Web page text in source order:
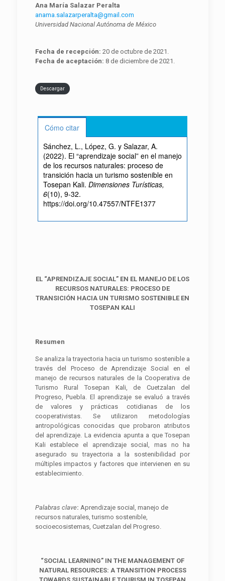
Ana María Salazar Peralta
anama.salazarperalta@gmail.com
Universidad Nacional Autónoma de México
Fecha de recepción: 20 de octubre de 2021.
Fecha de aceptación: 8 de diciembre de 2021.
Descargar
Cómo citar
Sánchez, L., López, G. y Salazar, A.
(2022). El “aprendizaje social” en el manejo
de los recursos naturales: proceso de
transición hacia un turismo sostenible en
Tosepan Kali. Dimensiones Turísticas,
6(10), 9-32.
https://doi.org/10.47557/NTFE1377
EL “APRENDIZAJE SOCIAL” EN EL MANEJO DE LOS
RECURSOS NATURALES: PROCESO DE
TRANSICIÓN HACIA UN TURISMO SOSTENIBLE EN
TOSEPAN KALI
Resumen
Se analiza la trayectoria hacia un turismo sostenible a
través del Proceso de Aprendizaje Social en el
manejo de recursos naturales de la Cooperativa de
Turismo Rural Tosepan Kali, de Cuetzalan del
Progreso, Puebla. El aprendizaje se evaluó a través
de valores y prácticas cotidianas de los
cooperativistas. Se utilizaron metodologías
antropológicas conocidas que probaron atributos
del aprendizaje. La evidencia apunta a que Tosepan
Kali establece el aprendizaje social, mas no ha
asegurado su trayectoria a la sostenibilidad por
múltiples impactos y factores que intervienen en su
establecimiento.
Palabras clave: Aprendizaje social, manejo de
recursos naturales, turismo sostenible,
socioecosistemas, Cuetzalan del Progreso.
“SOCIAL LEARNING” IN THE MANAGEMENT OF
NATURAL RESOURCES: A TRANSITION PROCESS
TOWARDS SUSTAINABLE TOURISM IN TOSEPAN